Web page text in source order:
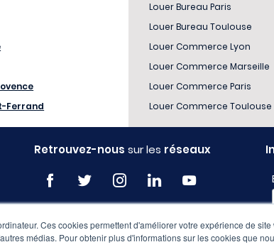
Ces cookies permettent d'améliorer votre expérience de
médias. Pour obtenir plus d'informations sur les cookies que
Ferrand
Louer Bureau Paris
Louer Bureau Toulouse
Louer Commerce Lyon
Louer Commerce Marseille
Louer Commerce Paris
Louer Commerce Toulouse
Retrouvez-nous sur les réseaux